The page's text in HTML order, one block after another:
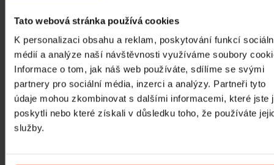
Tato webová stránka používá cookies
K personalizaci obsahu a reklam, poskytování funkcí
médií a analýze naší návštěvnosti využíváme soubory
Informace o tom, jak náš web používáte, sdílíme se svými
partnery pro sociální média, inzerci a analýzy. Partneři tyto
údaje mohou zkombinovat s dalšími informacemi, které jste
poskytli nebo které získali v důsledku toho, že používáte
služby.
Linkin Park: From Zero (Coloured
Blue Vinyl)